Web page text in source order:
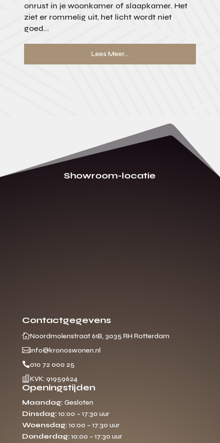
onrust in je woonkamer of slaapkamer. Het
ziet er rommelig uit, het licht wordt niet
goed...
Lees Meer...
Showroom-locatie
Contactgegevens
Noordmolenstraat 61B, 3035 RH Rotterdam
info@kronoswonen.nl
010 72 000 25
 KVK: 91959624
Openingstijden
Maandag: Gesloten
Dinsdag: 10:00 – 17:30 uur
Woensdag: 10:00 – 17:30 uur
Donderdag: 10:00 – 17:30 uur